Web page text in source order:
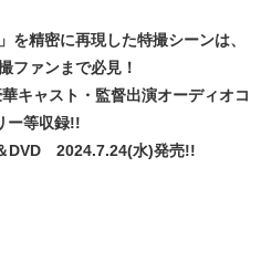
を精密に再現した特撮シーンは、
ファンまで必見！
キャスト・監督出演オーディオコ
ー等収録!!
DVD 2024.7.24(水)発売!!